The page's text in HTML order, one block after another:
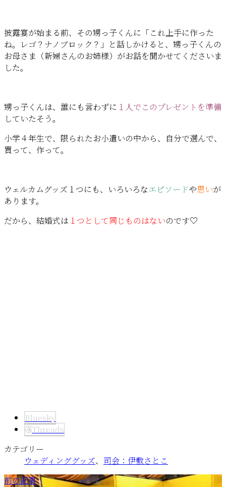
披露宴が始まる前、その甥っ子くんに「これ上手に作った
ね。レゴ？ナノブロック？」と話しかけると、甥っ子くんの
お母さま（新婦さんのお姉様）がお話を聞かせてくださいま
した。
甥っ子くんは、誰にも言わずに １人でこのプレゼントを準備
していたそう。
小学４年生で、限られたお小遣いの中から、自分で選んで、
買って、作って。
ウェルカムグッズ１つにも、いろいろなエピソードや思いが
あります。
だから、結婚式は １つとして同じものはないのです♡
Bluesky
Threads
カテゴリー
ウェディンググッズ、 司会：伊敷さとこ
前の記事